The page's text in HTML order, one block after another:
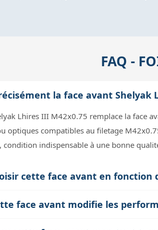
FAQ -
la face avant Shelyak
Lhires III M42x0.75 remplace la face
optiques compatibles au filetage
condition indispensable à une bonne
cette face avant en fonction
caméra, une roue à filtres ou un
utiliser des bagues d’adaptation
face avant modifie les